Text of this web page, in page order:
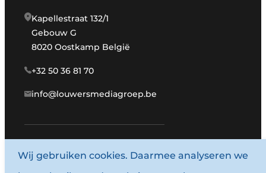
Kapellestraat 132/1
Gebouw G
8020 Oostkamp België
+32 50 36 81 70
info@louwersmediagroep.be
www.louwersmediagroep.com
Wij gebruiken cookies. Daarmee analyseren we